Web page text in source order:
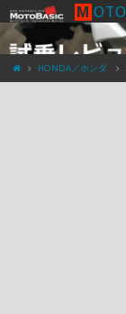
M OTO
HONDA／ホンダ